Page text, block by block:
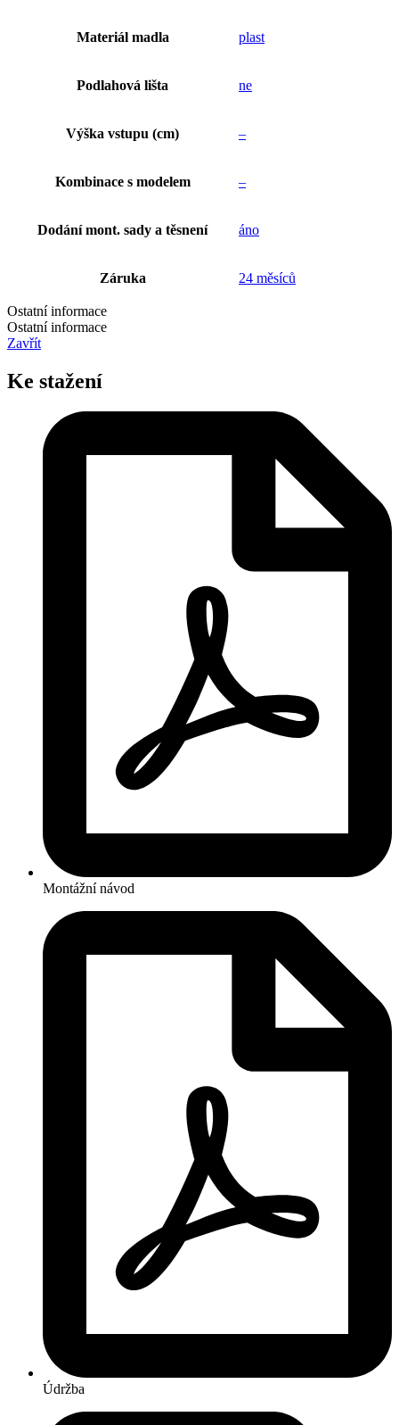
Materiál madla plast
Podlahová lišta ne
Výška vstupu (cm) –
Kombinace s modelem –
Dodání mont. sady a těsnení áno
Záruka 24 měsíců
Ostatní informace
Ostatní informace
Zavřít
Ke stažení
Montážní návod
Údržba